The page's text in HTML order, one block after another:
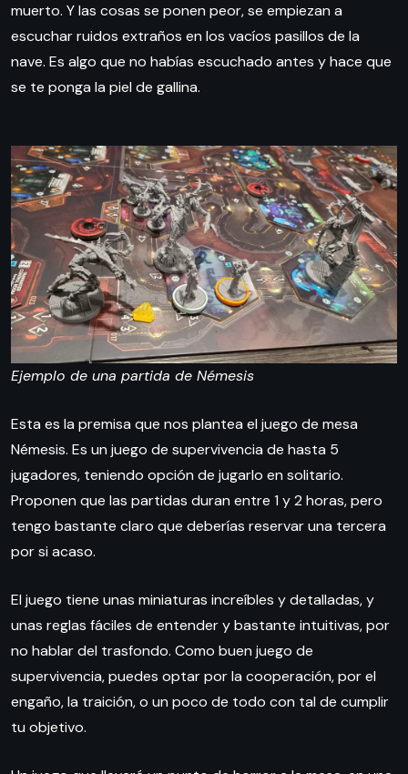
muerto. Y las cosas se ponen peor, se empiezan a
escuchar ruidos extraños en los vacíos pasillos de la
nave. Es algo que no habías escuchado antes y hace que
se te ponga la piel de gallina.
Ejemplo de una partida de Némesis
Esta es la premisa que nos plantea el juego de mesa
Némesis. Es un juego de supervivencia de hasta 5
jugadores, teniendo opción de jugarlo en solitario.
Proponen que las partidas duran entre 1 y 2 horas, pero
tengo bastante claro que deberías reservar una tercera
por si acaso.
El juego tiene unas miniaturas increíbles y detalladas, y
unas reglas fáciles de entender y bastante intuitivas, por
no hablar del trasfondo. Como buen juego de
supervivencia, puedes optar por la cooperación, por el
engaño, la traición, o un poco de todo con tal de cumplir
tu objetivo.